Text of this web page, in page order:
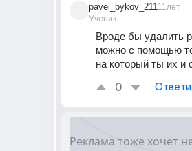
pavel_bykov_211
Ученик
11лет
Вроде бы удалить
можно с помощью
на который ты их и
0